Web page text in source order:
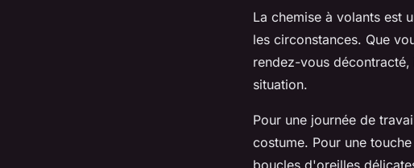
La chemise à volants est
les circonstances. Que
rendez-vous
situation.
Pour une journée de
costume. Pour une
boucles d'oreilles